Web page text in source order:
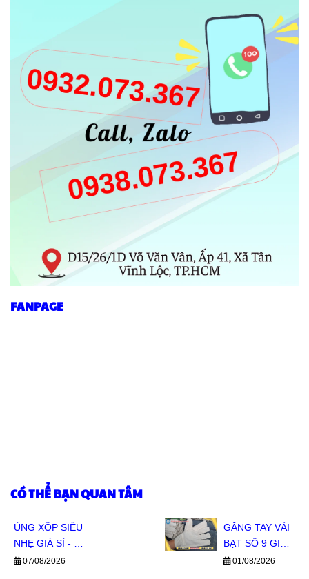
FANPAGE
CÓ THỂ BẠN QUAN TÂM
ỦNG XỐP SIÊU
NHẸ GIÁ SỈ - ĐỦ
SIZE ĐỦ MÀU
07/08/2026
GĂNG TAY VẢI
BẠT SỐ 9 GIÁ
SỈ - HÀNG SẴN
01/08/2026